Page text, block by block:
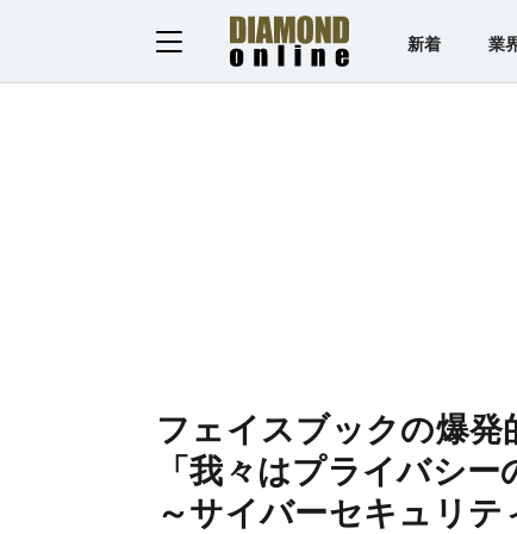
新着 業
フェイスブックの爆発
「我々はプライバシ
～サイバーセキュリ